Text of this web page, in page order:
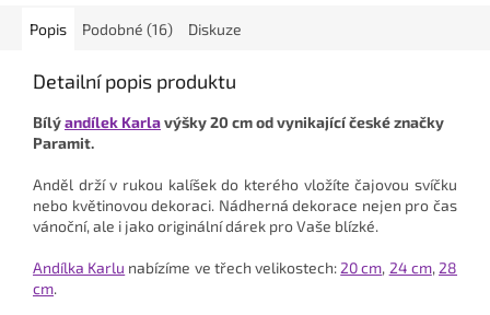
Popis Podobné (16) Diskuze
Detailní popis produktu
Bílýandílek Karlavýšky 20 cm od vynikající české značky
Paramit.
Anděl drží v rukou kalíšek do kterého vložíte čajovou svíčku
nebo květinovou dekoraci. Nádherná dekorace nejen pro čas
vánoční, ale i jako originální dárek pro Vaše blízké.
Andílka Karlu nabízíme ve třech velikostech: 20 cm, 24 cm, 28
cm.